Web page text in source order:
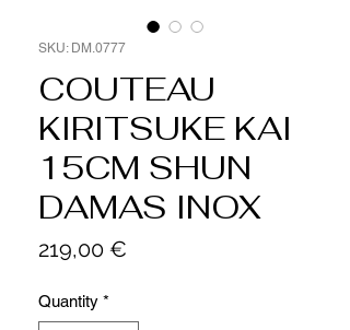
SKU: DM.0777
COUTEAU
KIRITSUKE KAI
15CM SHUN
DAMAS INOX
219,00 €
Quantity *